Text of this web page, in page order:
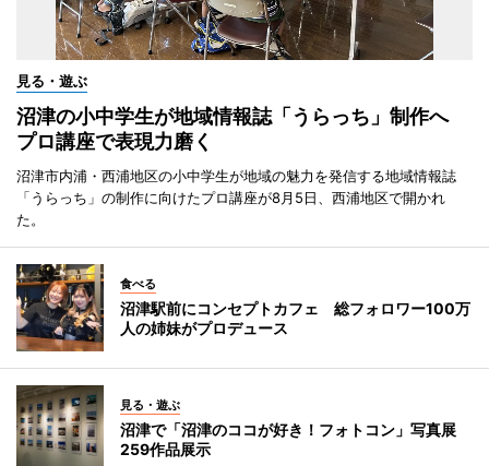
見る・遊ぶ
沼津の小中学生が地域情報誌「うらっち」制作へ
プロ講座で表現力磨く
沼津市内浦・西浦地区の小中学生が地域の魅力を発信する地域情報誌
「うらっち」の制作に向けたプロ講座が8月5日、西浦地区で開かれ
た。
食べる
沼津駅前にコンセプトカフェ 総フォロワー100万
人の姉妹がプロデュース
見る・遊ぶ
沼津で「沼津のココが好き！フォトコン」写真展
259作品展示